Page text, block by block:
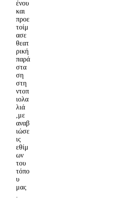
ένου
και
προε
τοίμ
ασε
θεατ
ρική
παρά
στα
ση
στη
ντοπ
ιολα
λιά
,με
αναβ
ιώσε
ις
εθίμ
ων
του
τόπο
υ
μας
.